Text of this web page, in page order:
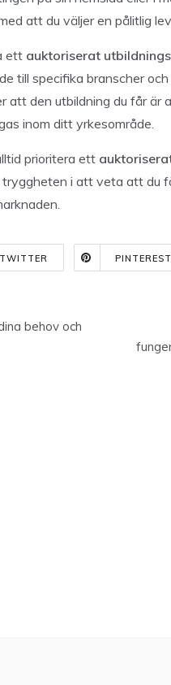
att du väljer en pålitlig
ett auktoriserat
till specifika branscher
att den utbildning du får är
inom ditt yrkesområde.
prioritera ett
i att veta att du
TWITTER PINTEREST
behov och